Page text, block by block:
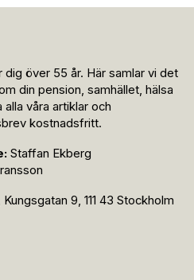
över 55 år. Här samlar vi det
din pension, samhället, hälsa
våra artiklar och
kostnadsfritt.
Staffan Ekberg
9, 111 43 Stockholm